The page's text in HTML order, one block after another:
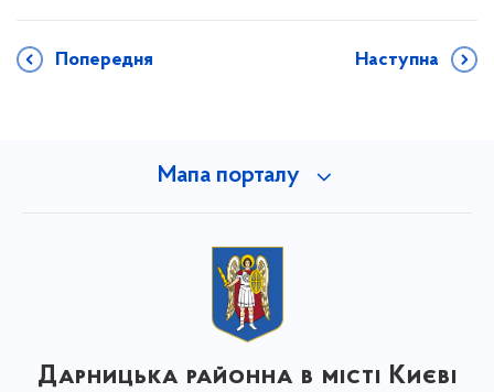
Попередня Наступна
Мапа порталу
Дарницька районна в місті Києві